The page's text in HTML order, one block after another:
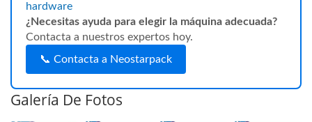
hardware
¿Necesitas ayuda para elegir la máquina adecuada?
Contacta a nuestros expertos hoy.
📞 Contacta a Neostarpack
Galería De Fotos